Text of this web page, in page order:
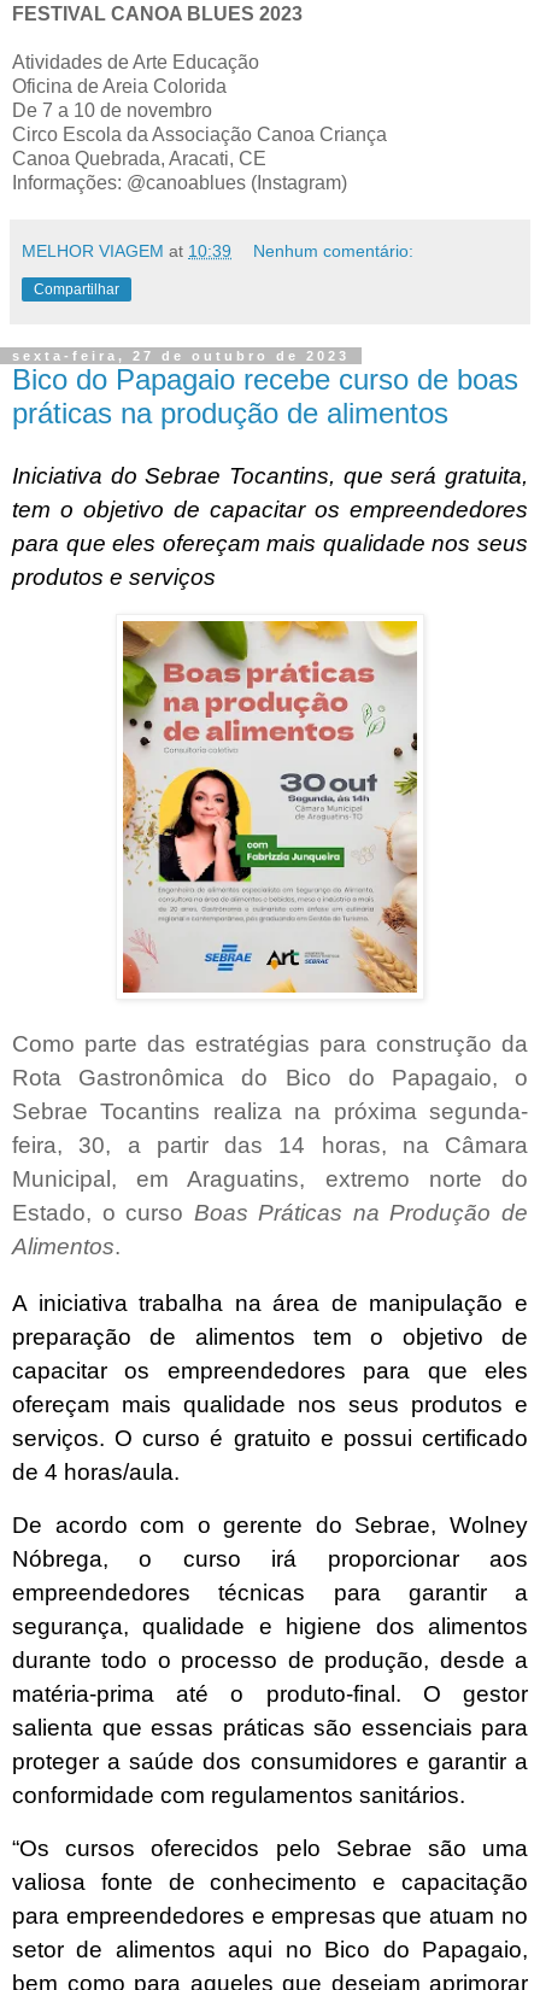
FESTIVAL CANOA BLUES 2023
Atividades de Arte Educação
Oficina de Areia Colorida
De 7 a 10 de novembro
Circo Escola da Associação Canoa Criança
Canoa Quebrada, Aracati, CE
Informações: @canoablues (Instagram)
MELHOR VIAGEM at 10:39 Nenhum comentário:
Compartilhar
sexta-feira, 27 de outubro de 2023
Bico do Papagaio recebe curso de boas
práticas na produção de alimentos
Iniciativa do Sebrae Tocantins, que será gratuita,
tem o objetivo de capacitar os empreendedores
para que eles ofereçam mais qualidade nos seus
produtos e serviços
Como parte das estratégias para construção da
Rota Gastronômica do Bico do Papagaio, o
Sebrae Tocantins realiza na próxima segunda-
feira, 30, a partir das 14 horas, na Câmara
Municipal, em Araguatins, extremo norte do
Estado, o curso Boas Práticas na Produção de
Alimentos.
A iniciativa trabalha na área de manipulação e
preparação de alimentos tem o objetivo de
capacitar os empreendedores para que eles
ofereçam mais qualidade nos seus produtos e
serviços. O curso é gratuito e possui certificado
de 4 horas/aula.
De acordo com o gerente do Sebrae, Wolney
Nóbrega, o curso irá proporcionar aos
empreendedores técnicas para garantir a
segurança, qualidade e higiene dos alimentos
durante todo o processo de produção, desde a
matéria-prima até o produto-final. O gestor
salienta que essas práticas são essenciais para
proteger a saúde dos consumidores e garantir a
conformidade com regulamentos sanitários.
“Os cursos oferecidos pelo Sebrae são uma
valiosa fonte de conhecimento e capacitação
para empreendedores e empresas que atuam no
setor de alimentos aqui no Bico do Papagaio,
bem como para aqueles que desejam aprimorar